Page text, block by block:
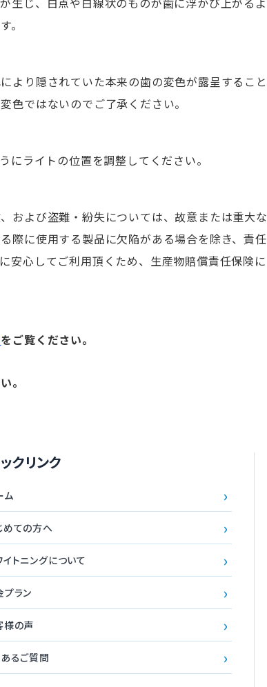
。
より隠されていた本来の歯の変色が露呈すること
色ではないのでご了承ください。
ライトの位置を調整してください。
および盗難・紛失については、故意または重大な
際に使用する製品に欠陥がある場合を除き、責任
安心してご利用頂くため、生産物賠償責任保険に
をご覧ください。
。
クリンク
ム ›
めての方へ ›
イトニングについて ›
プラン ›
様の声 ›
あるご質問 ›